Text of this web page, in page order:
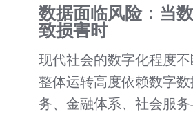
数据面临风险：当
致损害时
现代社会的数字化程度
整体运转高度依赖数字
务、金融体系、社会服